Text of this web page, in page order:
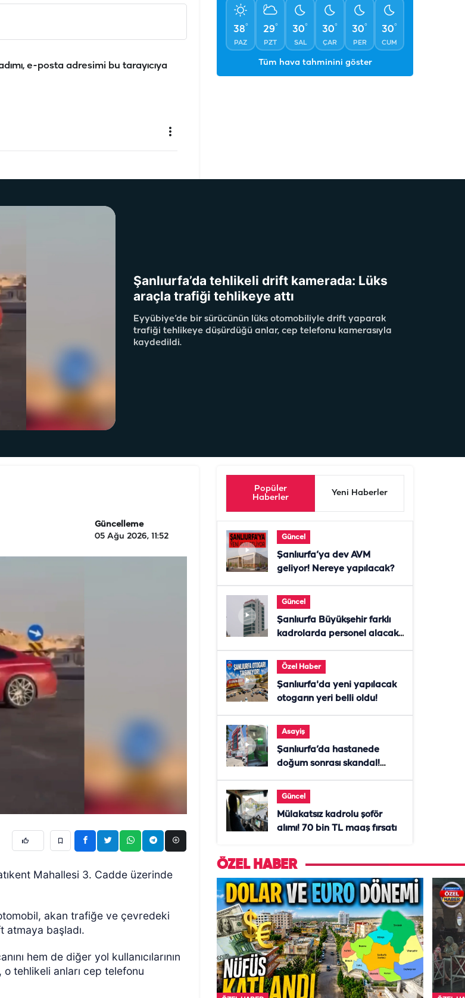
e-posta adresimi bu tarayıcıya
38°
PAZ
29°
PZT
30°
SAL
30°
ÇAR
30°
PER
30°
CUM
Tüm hava tahminini göster
Şanlıurfa’da tehlikeli drift kamerada: Lüks
araçla trafiği tehlikeye attı
Eyyübiye’de bir sürücünün lüks otomobiliyle drift yaparak
trafiği tehlikeye düşürdüğü anlar, cep telefonu kamerasıyla
kaydedildi.
Güncelleme
05 Ağu 2026, 11:52
Mahallesi 3. Cadde üzerinde
akan trafiğe ve çevredeki
atmaya başladı.
hem de diğer yol kullanıcılarının
tehlikeli anları cep telefonu
Popüler
Haberler
Yeni Haberler
Güncel
Şanlıurfa’ya dev AVM
geliyor! Nereye yapılacak?
Güncel
Şanlıurfa Büyükşehir farklı
kadrolarda personel alacak!
Özel Haber
Şanlıurfa'da yeni yapılacak
otogarın yeri belli oldu!
Asayiş
Şanlıurfa’da hastanede
doğum sonrası skandal!
Güncel
Mülakatsız kadrolu şoför
alımı! 70 bin TL maaş fırsatı
ÖZEL HABER